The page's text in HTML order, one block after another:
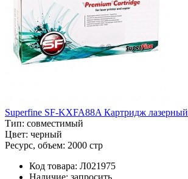
Superfine SF-KXFA88A Картридж лазерный
Тип: совместимый
Цвет: черный
Ресурс, объем: 2000 стр
Код товара: Л021975